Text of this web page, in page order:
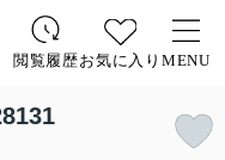
閲覧履歴お気に入り MENU